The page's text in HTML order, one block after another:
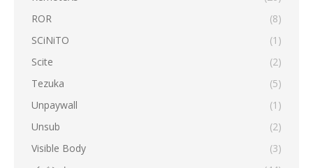
ROR
(8)
SCiNiTO
(1)
Scite
(2)
Tezuka
(5)
Unpaywall
(1)
Unsub
(2)
Visible Body
(3)